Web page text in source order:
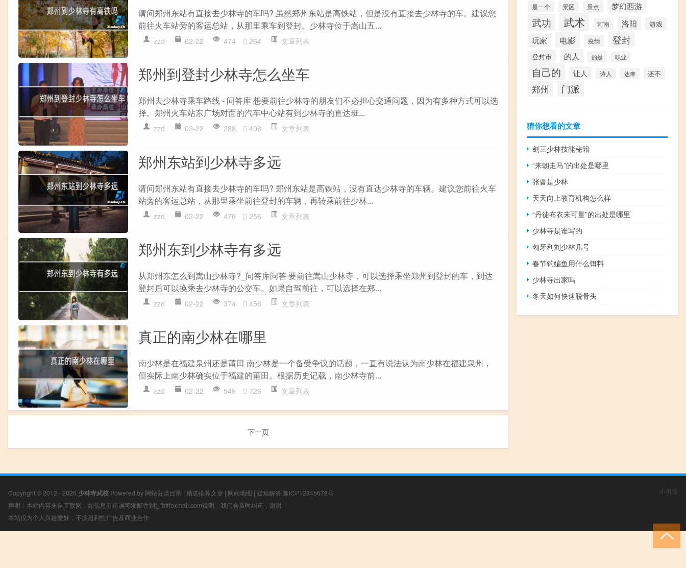
请问郑州东站有直接去少林寺的车吗? 虽然郑州东站是高铁站，但是没有直接去少林寺的车。建议您
前往火车站旁的客运总站，从那里乘车到登封。少林寺位于嵩山五...
zzd 02-22 474 264 文章列表
郑州到登封少林寺怎么坐车
郑州去少林寺乘车路线 - 问答库 想要前往少林寺的朋友们不必担心交通问题，因为有多种方式可以选
择。郑州火车站东广场对面的汽车中心站有到少林寺的直达班...
zzd 02-22 288 406 文章列表
郑州东站到少林寺多远
请问郑州东站有直接去少林寺的车吗? 郑州东站是高铁站，没有直达少林寺的车辆。建议您前往火车
站旁的客运总站，从那里乘坐前往登封的车辆，再转乘前往少林...
zzd 02-22 470 256 文章列表
郑州东到少林寺有多远
从郑州东怎么到嵩山少林寺?_问答库问答 要前往嵩山少林寺，可以选择乘坐郑州到登封的车，到达
登封后可以换乘去少林寺的公交车。如果自驾前往，可以选择在郑...
zzd 02-22 374 456 文章列表
真正的南少林在哪里
南少林是在福建泉州还是莆田 南少林是一个备受争议的话题，一直有说法认为南少林在福建泉州，
但实际上南少林确实位于福建的莆田。根据历史记载，南少林寺前...
zzd 02-22 549 726 文章列表
下一页
是一个 景区 景点 梦幻西游
武功 武术 河南 洛阳 游戏
玩家 电影 疫情 登封
登封市 的人 的是 职业
自己的 让人 诗人 达摩 还不
郑州 门派
猜你想看的文章
剑三少林技能秘籍
“来朝走马”的出处是哪里
张晋是少林
天天向上教育机构怎么样
“丹徒布衣未可量”的出处是哪里
少林寺是谁写的
匈牙利刘少林几号
春节钓鳊鱼用什么饵料
少林寺出家吗
冬天如何快速脱骨头
Copyright © 2012 - 2026 少林寺武校 Powered by 网站分类目录 | 精选推荐文章 | 网站地图 | 疑难解答 豫ICP12345678号
声明：本站内容来自互联网，如信息有错误可发邮件到f_fb#foxmail.com说明，我们会及时纠正，谢谢
本站仅为个人兴趣爱好，不接盈利性广告及商业合作
小男孩